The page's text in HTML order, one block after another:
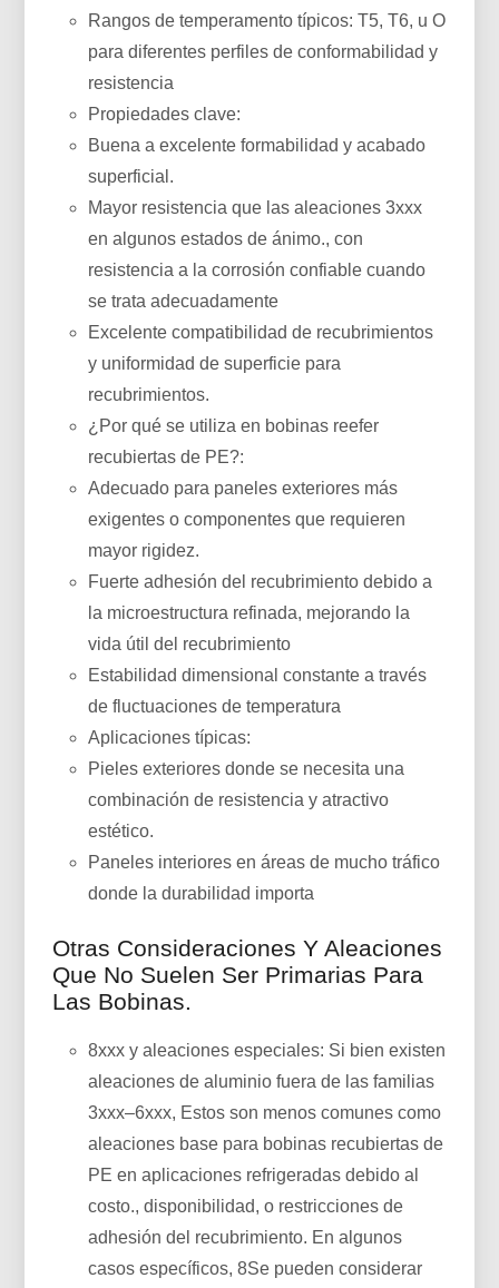
Rangos de temperamento típicos: T5, T6, u O
para diferentes perfiles de conformabilidad y
resistencia
Propiedades clave:
Buena a excelente formabilidad y acabado
superficial.
Mayor resistencia que las aleaciones 3xxx
en algunos estados de ánimo., con
resistencia a la corrosión confiable cuando
se trata adecuadamente
Excelente compatibilidad de recubrimientos
y uniformidad de superficie para
recubrimientos.
¿Por qué se utiliza en bobinas reefer
recubiertas de PE?:
Adecuado para paneles exteriores más
exigentes o componentes que requieren
mayor rigidez.
Fuerte adhesión del recubrimiento debido a
la microestructura refinada, mejorando la
vida útil del recubrimiento
Estabilidad dimensional constante a través
de fluctuaciones de temperatura
Aplicaciones típicas:
Pieles exteriores donde se necesita una
combinación de resistencia y atractivo
estético.
Paneles interiores en áreas de mucho tráfico
donde la durabilidad importa
Otras Consideraciones Y Aleaciones
Que No Suelen Ser Primarias Para
Las Bobinas.
8xxx y aleaciones especiales: Si bien existen
aleaciones de aluminio fuera de las familias
3xxx–6xxx, Estos son menos comunes como
aleaciones base para bobinas recubiertas de
PE en aplicaciones refrigeradas debido al
costo., disponibilidad, o restricciones de
adhesión del recubrimiento. En algunos
casos específicos, 8Se pueden considerar